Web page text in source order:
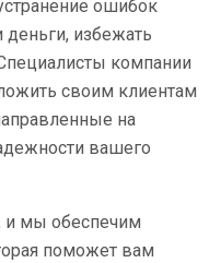
ошибок
избежать
компании
своим клиентам
на
вашего
и мы обеспечим
поможет вам